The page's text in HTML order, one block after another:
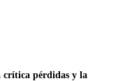
crítica pérdidas y la